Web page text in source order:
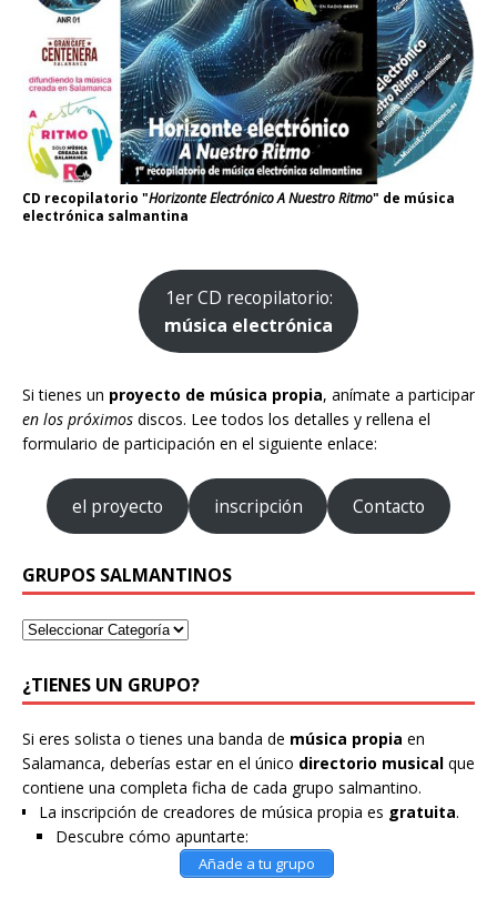
CD recopilatorio "Horizonte Electrónico A Nuestro Ritmo" de música
electrónica salmantina
1er CD recopilatorio:
música electrónica
Si tienes un proyecto de música propia, anímate a participar
en los próximos discos. Lee todos los detalles y rellena el
formulario de participación en el siguiente enlace:
el proyecto inscripción Contacto
GRUPOS SALMANTINOS
¿TIENES UN GRUPO?
Si eres solista o tienes una banda de música propia en
Salamanca, deberías estar en el único directorio musical que
contiene una completa ficha de cada grupo salmantino.
La inscripción de creadores de música propia es gratuita.
Descubre cómo apuntarte:
Añade a tu grupo